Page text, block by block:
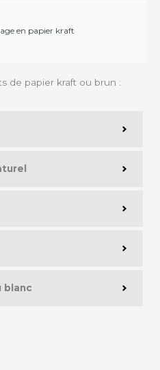
en papier kraft
de papier kraft ou brun :
blanc